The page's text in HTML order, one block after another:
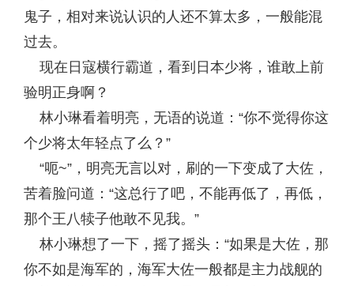
鬼子，相对来说认识的人还不算太多，一般能混
过去。
现在日寇横行霸道，看到日本少将，谁敢上前
验明正身啊？
林小琳看着明亮，无语的说道：“你不觉得你这
个少将太年轻点了么？”
“呃~”，明亮无言以对，刷的一下变成了大佐，
苦着脸问道：“这总行了吧，不能再低了，再低，
那个王八犊子他敢不见我。”
林小琳想了一下，摇了摇头：“如果是大佐，那
你不如是海军的，海军大佐一般都是主力战舰的